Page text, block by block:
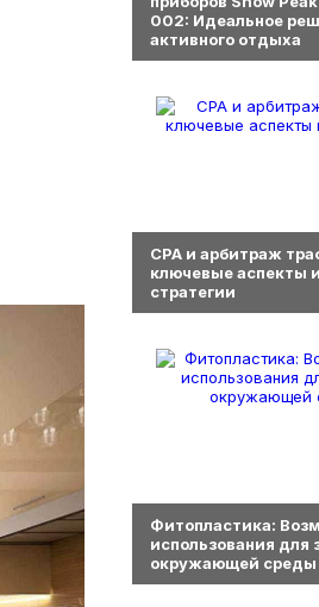
002: Идеальное
активного отдыха
СРА и арбитраж
ключевые аспекты и
стратегии
Фитопластика:
использования для
окружающей среды